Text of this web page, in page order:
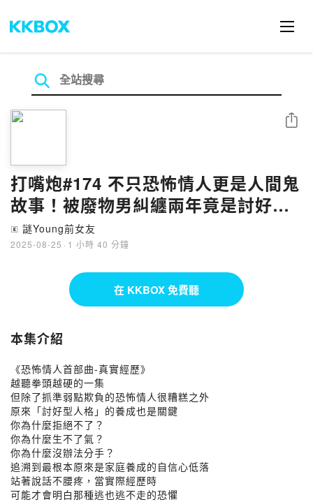
打嘴炮#174 不只恐怖情人更是人間鬼
故事！被廢物男糾纏兩年竟是討好型
人格害的？ft.小米
🄴 謎Young前女友
2025-08-25 · 1 小時 40 分鐘
分享
在 KKBOX 免費聽
本集介紹
《恐怖情人首部曲-真實經歷》
越聽拳頭越硬的一集
但除了抓準弱點欺負的恐怖情人很糟糕之外
原來「討好型人格」的養成也是關鍵
你為什麼拒絕不了？
你為什麼生不了氣？
你為什麼沒辦法分手？
追溯到最根本原來是家庭養成的自信心低落
站著說話不腰疼，當實際經歷時
可能才會明白那種逃也逃不走的恐懼